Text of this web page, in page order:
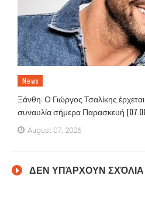
News
Ξάνθη: Ο Γιώργος Τσαλίκης
συναυλία σήμερα Παρασκευή
August 07, 2026
ΔΕΝ ΥΠΆΡΧΟΥΝ ΣΧΌΛΙΑ